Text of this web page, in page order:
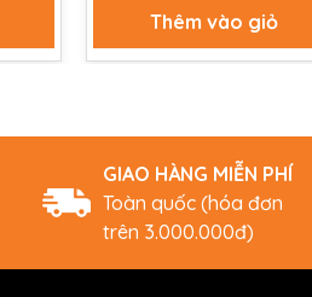
Thêm vào giỏ
GIAO HÀNG MIỄN PHÍ
Toàn quốc (hóa đơn
trên 3.000.000đ)